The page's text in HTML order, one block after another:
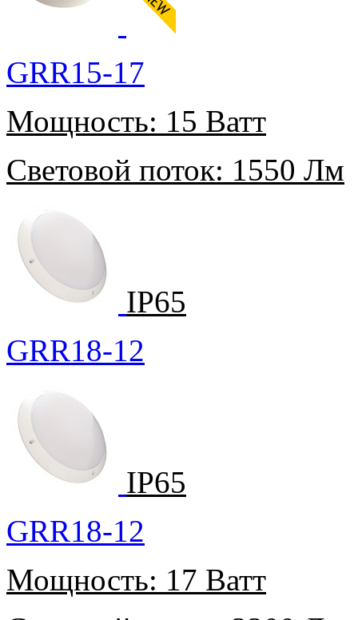
GRR15-17
Мощность: 15 Ватт
Световой поток: 1550 Лм
IP65
GRR18-12
IP65
GRR18-12
Мощность: 17 Ватт